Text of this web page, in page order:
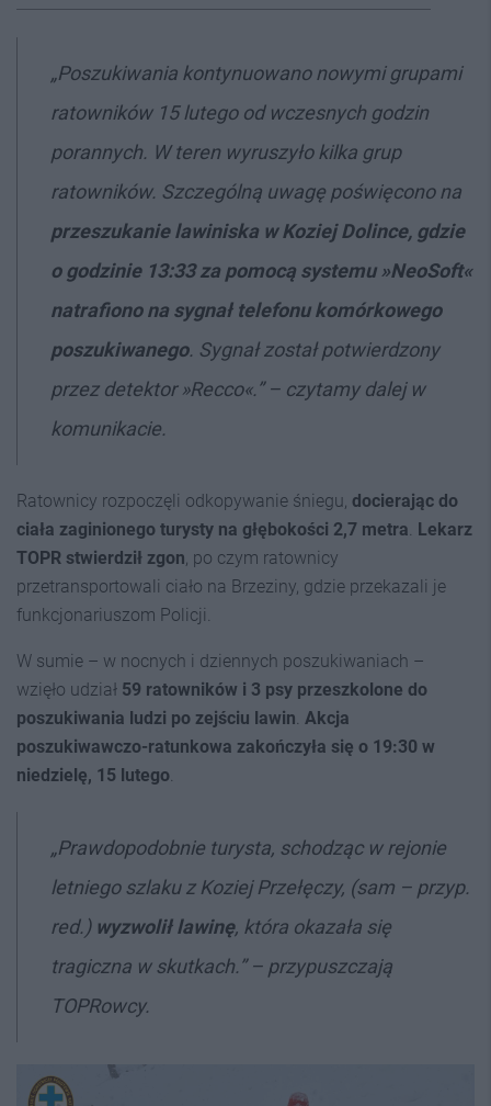
„Poszukiwania kontynuowano nowymi grupami
ratowników 15 lutego od wczesnych godzin
porannych. W teren wyruszyło kilka grup
ratowników. Szczególną uwagę poświęcono na
przeszukanie lawiniska w Koziej Dolince, gdzie
o godzinie 13:33 za pomocą systemu »NeoSoft«
natrafiono na sygnał telefonu komórkowego
poszukiwanego. Sygnał został potwierdzony
przez detektor »Recco«.” – czytamy dalej w
komunikacie.
Ratownicy rozpoczęli odkopywanie śniegu, docierając do
ciała zaginionego turysty na głębokości 2,7 metra Lekarz
TOPR stwierdził zgon , po czym ratownicy
przetransportowali ciało na Brzeziny, gdzie przekazali je
funkcjonariuszom Policji.
W sumie – w nocnych i dziennych poszukiwaniach –
wzięło udział 59 ratowników i 3 psy przeszkolone do
poszukiwania ludzi po zejściu lawin Akcja
poszukiwawczo-ratunkowa zakończyła się o 19:30 w
niedzielę, 15 lutego
„Prawdopodobnie turysta, schodząc w rejonie
letniego szlaku z Koziej Przełęczy, (sam – przyp.
red.) wyzwolił lawinę, która okazała się
tragiczna w skutkach.” – przypuszczają
TOPRowcy.